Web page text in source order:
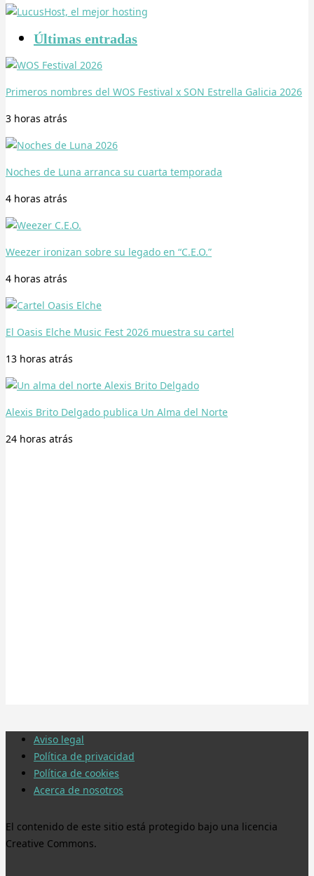
Últimas entradas
Primeros nombres del WOS Festival x SON Estrella Galicia 2026
3 horas atrás
Noches de Luna arranca su cuarta temporada
4 horas atrás
Weezer ironizan sobre su legado en “C.E.O.”
4 horas atrás
El Oasis Elche Music Fest 2026 muestra su cartel
13 horas atrás
Alexis Brito Delgado publica Un Alma del Norte
24 horas atrás
Aviso legal
Política de privacidad
Política de cookies
Acerca de nosotros
El contenido de este sitio está protegido bajo una licencia
Creative Commons.